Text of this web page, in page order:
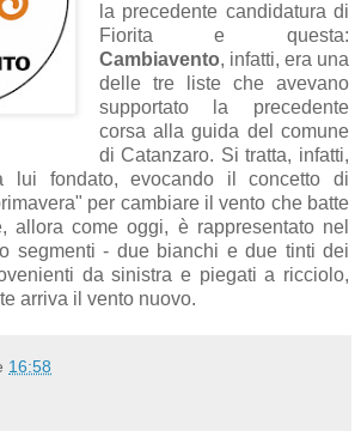
la precedente candidatura di
Fiorita e questa:
Cambiavento, infatti, era una
delle tre liste che avevano
supportato la precedente
corsa alla guida del comune
di Catanzaro. Si tratta, infatti,
lui fondato, evocando il concetto di
per cambiare il vento che batte
allora come oggi, è rappresentato nel
segmenti - due bianchi e due tinti dei
da sinistra e piegati a ricciolo,
arriva il vento nuovo.
16:58